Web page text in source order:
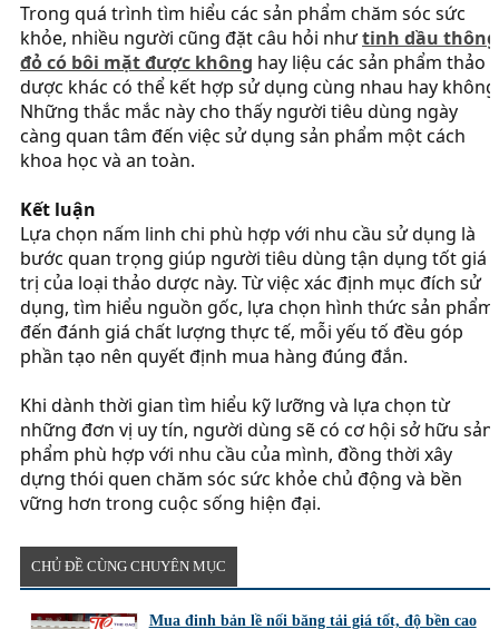
Trong quá trình tìm hiểu các sản phẩm chăm sóc sức
khỏe, nhiều người cũng đặt câu hỏi nhưtinh dầu thông
đỏ có bôi mặt được không hay liệu các sản phẩm thảo
dược khác có thể kết hợp sử dụng cùng nhau hay
Những thắc mắc này cho thấy người tiêu dùng ngày
càng quan tâm đến việc sử dụng sản phẩm một cách
khoa học và an toàn.
Kết luận
Lựa chọn nấm linh chi phù hợp với nhu cầu sử dụng là
bước quan trọng giúp người tiêu dùng tận dụng tốt giá
trị của loại thảo dược này. Từ việc xác định mục đích sử
dụng, tìm hiểu nguồn gốc, lựa chọn hình thức sản phẩm
đến đánh giá chất lượng thực tế, mỗi yếu tố đều góp
phần tạo nên quyết định mua hàng đúng đắn.
Khi dành thời gian tìm hiểu kỹ lưỡng và lựa chọn từ
những đơn vị uy tín, người dùng sẽ có cơ hội sở hữu sản
phẩm phù hợp với nhu cầu của mình, đồng thời xây
dựng thói quen chăm sóc sức khỏe chủ động và bền
vững hơn trong cuộc sống hiện đại.
CHỦ ĐỀ CÙNG CHUYÊN MỤC
Mua đinh bản lề nối băng tải giá tốt, độ bền cao